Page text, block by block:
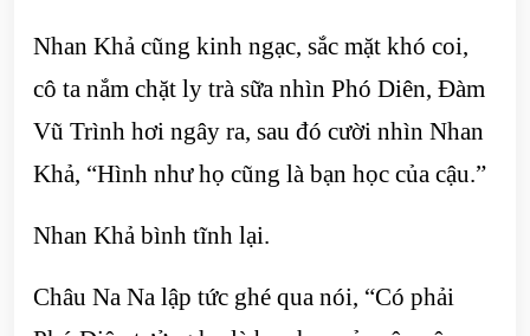
Nhan Khả cũng kinh ngạc, sắc mặt khó coi,
cô ta nắm chặt ly trà sữa nhìn Phó Diên, Đàm
Vũ Trình hơi ngây ra, sau đó cười nhìn Nhan
Khả, “Hình như họ cũng là bạn học của cậu.”
Nhan Khả bình tĩnh lại.
Châu Na Na lập tức ghé qua nói, “Có phải